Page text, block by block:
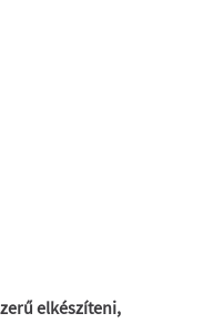
elkészíteni,